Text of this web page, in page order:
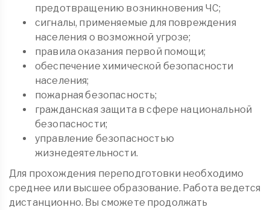
предотвращению возникновения ЧС;
сигналы, применяемые для повреждения
населения о возможной угрозе;
правила оказания первой помощи;
обеспечение химической безопасности
населения;
пожарная безопасность;
гражданская защита в сфере национальной
безопасности;
управление безопасностью
жизнедеятельности.
Для прохождения переподготовки необходимо
среднее или высшее образование. Работа ведется
дистанционно. Вы сможете продолжать